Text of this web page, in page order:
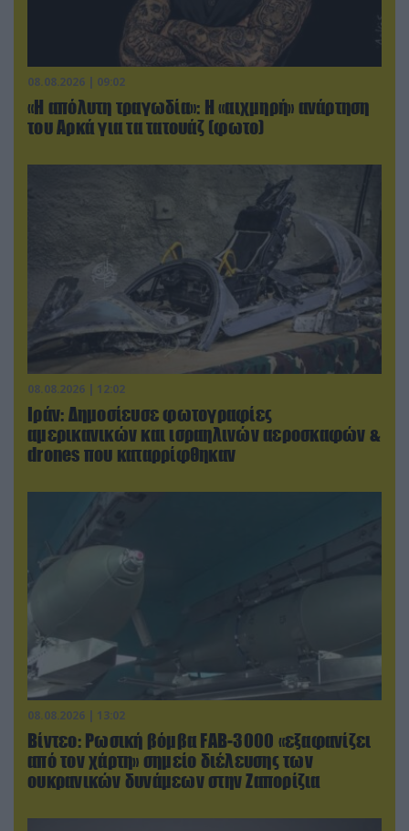
08.08.2026 | 09:02
«Η απόλυτη τραγωδία»: Η «αιχμηρή» ανάρτηση
του Αρκά για τα τατουάζ (φωτο)
08.08.2026 | 12:02
Ιράν: Δημοσίευσε φωτογραφίες
αμερικανικών και ισραηλινών αεροσκαφών &
drones που καταρρίφθηκαν
08.08.2026 | 13:02
Βίντεο: Ρωσική βόμβα FAB-3000 «εξαφανίζει
από τον χάρτη» σημείο διέλευσης των
ουκρανικών δυνάμεων στην Ζαπορίζια